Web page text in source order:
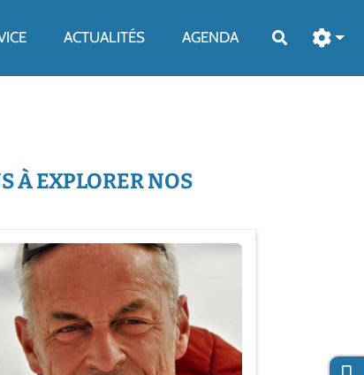
ACTUALITÉS AGENDA Rechercher
À EXPLORER NOS